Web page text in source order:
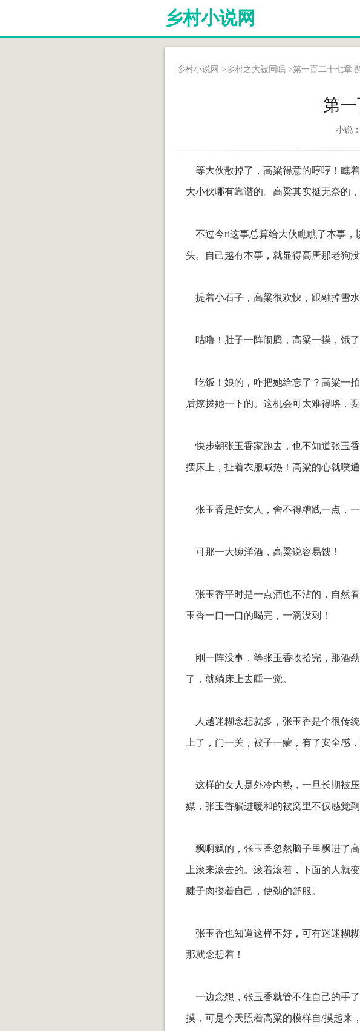
乡村小说网
乡村小说网 > 乡村之大被同眠 >第一百二十七章
第
小说：
等大伙散掉了，高粱得意的哼哼！瞧
大小伙哪有靠谱的。高粱其实挺无奈的
不过今ri这事总算给大伙瞧瞧了本事，
头。自己越有本事，就显得高唐那老狗
提着小石子，高粱很欢快，跟融掉雪
咕噜！肚子一阵闹腾，高粱一摸，饿
吃饭！娘的，咋把她给忘了？高粱一
后撩拨她一下的。这机会可太难得咯，
快步朝张玉香家跑去，也不知道张玉
摆床上，扯着衣服喊热！高粱的心就噗
张玉香是好女人，舍不得糟践一点，
可那一大碗洋酒，高粱说容易馊！
张玉香平时是一点酒也不沾的，自然
玉香一口一口的喝完，一滴没剩！
刚一阵没事，等张玉香收拾完，那酒
了，就躺床上去睡一觉。
人越迷糊念想就多，张玉香是个很传
上了，门一关，被子一蒙，有了安全感
这样的女人是外冷内热，一旦长期被
媒，张玉香躺进暖和的被窝里不仅感觉
飘啊飘的，张玉香忽然脑子里飘进了
上滚来滚去的。滚着滚着，下面的人就
腱子肉搂着自己，使劲的舒服。
张玉香也知道这样不好，可有迷迷糊
那就念想着！
一边念想，张玉香就管不住自己的手
摸，可是今天照着高粱的模样自/摸起来